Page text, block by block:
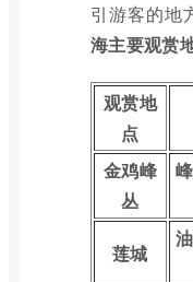
引游客的地
海主要观赏
观赏地
点
金鸡峰
丛
莲城